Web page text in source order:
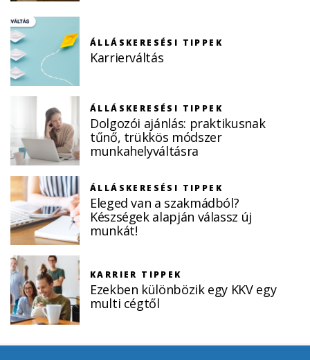
ÁLLÁSKERESÉSI TIPPEK
Karrierváltás
ÁLLÁSKERESÉSI TIPPEK
Dolgozói ajánlás: praktikusnak
tűnő, trükkös módszer
munkahelyváltásra
ÁLLÁSKERESÉSI TIPPEK
Eleged van a szakmádból?
Készségek alapján válassz új
munkát!
KARRIER TIPPEK
Ezekben különbözik egy KKV egy
multi cégtől